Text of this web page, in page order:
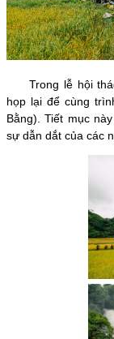
Trong lễ hội thác
họp lại để cùng
Bằng). Tiết mục
sự dẫn dắt của các